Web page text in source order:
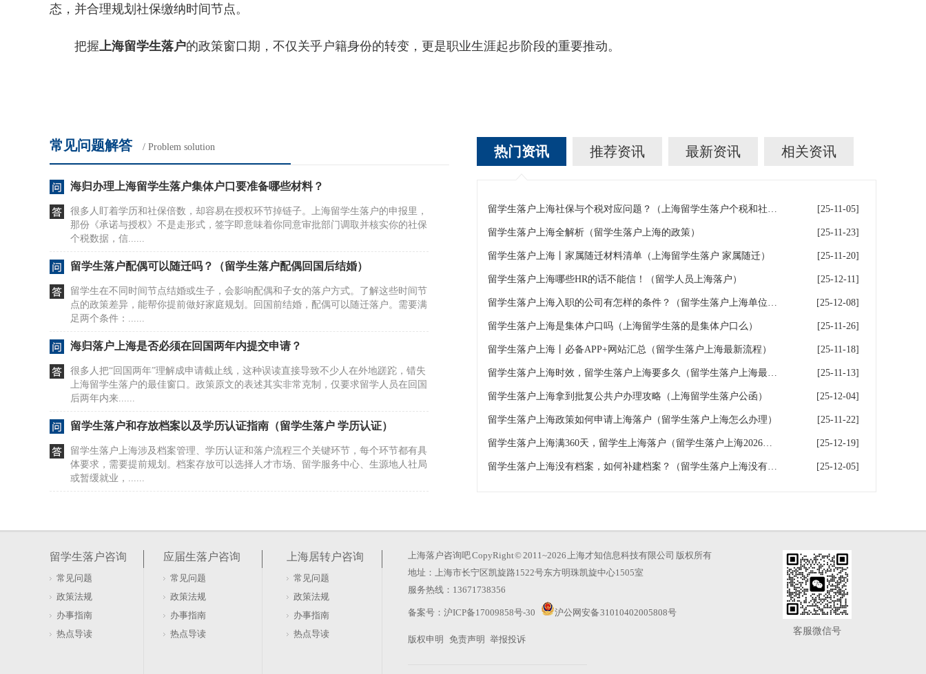
态，并合理规划社保缴纳时间节点。
把握上海留学生落户的政策窗口期，不仅关乎户籍身份的转变，更是职业生涯起步阶段的重要推动。
常见问题解答 / Problem solution
海归办理上海留学生落户集体户口要准备哪些材料？
很多人盯着学历和社保倍数，却容易在授权环节掉链子。上海留学生落户的申报里，
那份《承诺与授权》不是走形式，签字即意味着你同意审批部门调取并核实你的社保
个税数据，信......
留学生落户配偶可以随迁吗？（留学生落户配偶回国后结婚）
留学生在不同时间节点结婚或生子，会影响配偶和子女的落户方式。了解这些时间节
点的政策差异，能帮你提前做好家庭规划。回国前结婚，配偶可以随迁落户。需要满
足两个条件：......
海归落户上海是否必须在回国两年内提交申请？
很多人把“回国两年”理解成申请截止线，这种误读直接导致不少人在外地蹉跎，错失
上海留学生落户的最佳窗口。政策原文的表述其实非常克制，仅要求留学人员在回国
后两年内来......
留学生落户和存放档案以及学历认证指南（留学生落户 学历认证）
留学生落户上海涉及档案管理、学历认证和落户流程三个关键环节，每个环节都有具
体要求，需要提前规划。档案存放可以选择人才市场、留学服务中心、生源地人社局
或暂缓就业，......
北上广深的落户门槛，常被误读为单纯的学历竞赛。其实境外停留时长与回国后的首
策对社保缴纳......
海归申请上海留学生落户需要递交哪些材料？
想靠开公司直接拿户口，光有法人头衔远远不够。很多人误以为只要注册了企业就能
量化指标，并......
热门资讯 推荐资讯 最新资讯 相关资讯
留学生落户上海社保与个税对应问题？（上海留学生落户个税和社保不一致） [25-11-05]
留学生落户上海全解析（留学生落户上海的政策） [25-11-23]
留学生落户上海丨家属随迁材料清单（上海留学生落户 家属随迁） [25-11-20]
留学生落户上海哪些HR的话不能信！（留学人员上海落户） [25-12-11]
留学生落户上海入职的公司有怎样的条件？（留学生落户上海单位要求） [25-12-08]
留学生落户上海是集体户口吗（上海留学生落的是集体户口么） [25-11-26]
留学生落户上海丨必备APP+网站汇总（留学生落户上海最新流程） [25-11-18]
留学生落户上海时效，留学生落户上海要多久（留学生落户上海最快多久） [25-11-13]
留学生落户上海拿到批复公共户办理攻略（上海留学生落户公函） [25-12-04]
留学生落户上海政策如何申请上海落户（留学生落户上海怎么办理） [25-11-22]
留学生落户上海满360天，留学生上海落户（留学生落户上海2026年最新政策条件） [25-12-19]
留学生落户上海没有档案，如何补建档案？（留学生落户上海没有档案,如何补建档案） [25-12-05]
留学生落户咨询
常见问题
政策法规
办事指南
热点导读
应届生落户咨询
常见问题
政策法规
办事指南
热点导读
上海居转户咨询
常见问题
政策法规
办事指南
热点导读
上海落户咨询吧CopyRight © 2011~2026 上海才知信息科技有限公司 版权所有
地址：上海市长宁区凯旋路1522号东方明珠凯旋中心1505室
服务热线：13671738356
备案号： 沪ICP备17009858号-30 沪公网安备 31010402005808号
版权申明 免责声明 举报投诉
客服微信号